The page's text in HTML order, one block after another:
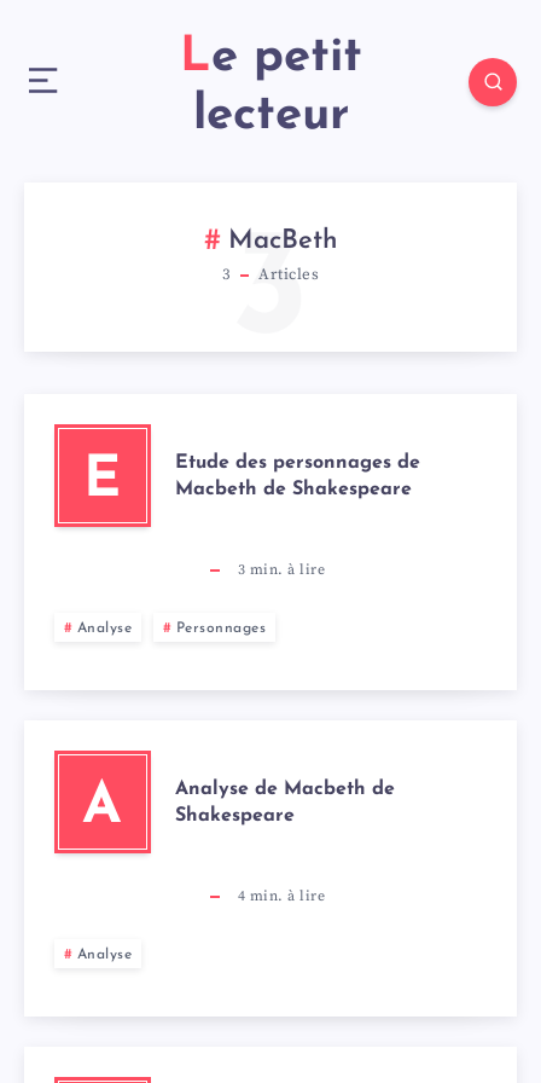
Le petit
lecteur
MacBeth
3 Articles
3
E
Etude des personnages de
Macbeth de Shakespeare
3 min. à lire
Analyse Personnages
A
Analyse de Macbeth de
Shakespeare
4 min. à lire
Analyse